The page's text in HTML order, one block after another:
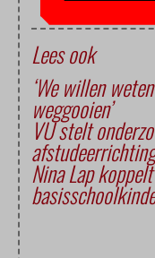
Lees ook
‘We willen
weggooien’
VU stelt
afstudeerrichting
Nina Lap